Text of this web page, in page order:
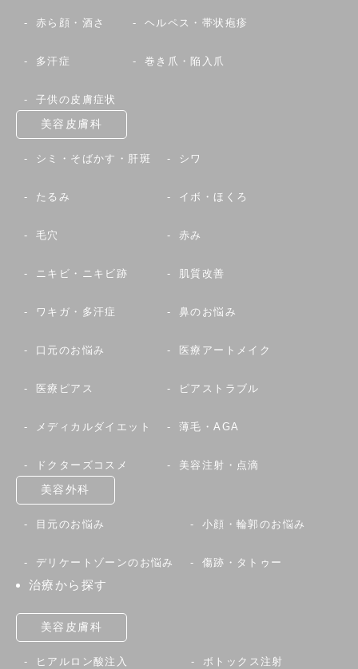
赤ら顔・酒さ ヘルペス・帯状疱疹
多汗症 巻き爪・陥入爪
子供の皮膚症状
美容皮膚科
シミ・そばかす・肝斑 シワ
たるみ イボ・ほくろ
毛穴 赤み
ニキビ・ニキビ跡 肌質改善
ワキガ・多汗症 鼻のお悩み
口元のお悩み 医療アートメイク
医療ピアス ピアストラブル
メディカルダイエット 薄毛・AGA
ドクターズコスメ 美容注射・点滴
美容外科
目元のお悩み 小顔・輪郭のお悩み
デリケートゾーンのお悩み 傷跡・タトゥー
治療から探す
美容皮膚科
ヒアルロン酸注入 ボトックス注射